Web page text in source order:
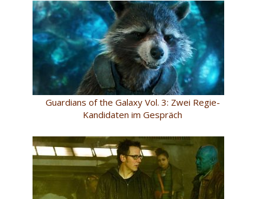
Guardians of the Galaxy Vol. 3: Zwei Regie-
Kandidaten im Gespräch